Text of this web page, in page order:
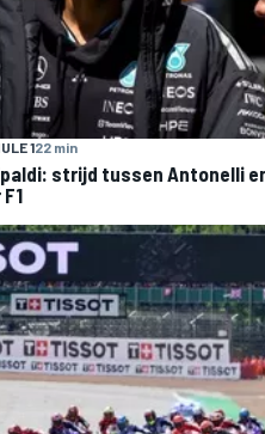
122 min
strijd tussen Antonelli